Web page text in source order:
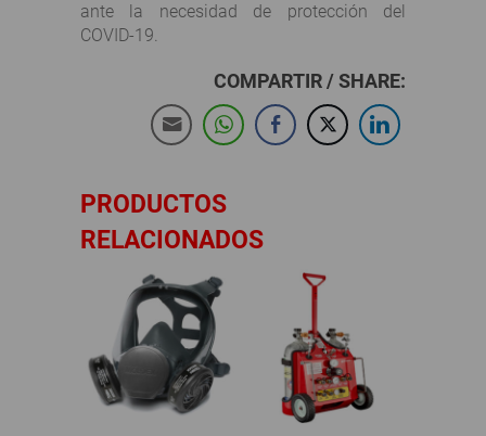
ante la necesidad de protección del
COVID-19.
COMPARTIR / SHARE:
PRODUCTOS
RELACIONADOS